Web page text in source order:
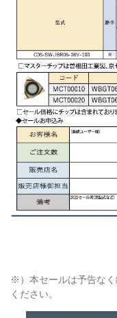
※）本セールは予告な
ください。